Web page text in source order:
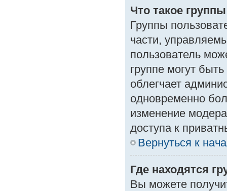
Что такое
Группы
части,
пользователь
группе могут
облегчает
одновременно
изменение
доступа к
Вернуться к
Где находятся
Вы можете